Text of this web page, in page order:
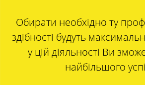
Обирати необхідно ту
здібності будуть
у цій діяльності Ви
найбільшого